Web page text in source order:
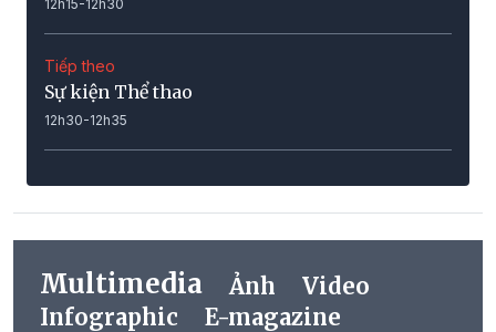
12h15-12h30
Tiếp theo
Sự kiện Thể thao
12h30-12h35
Multimedia Ảnh
Video
Infographic
E-magazine